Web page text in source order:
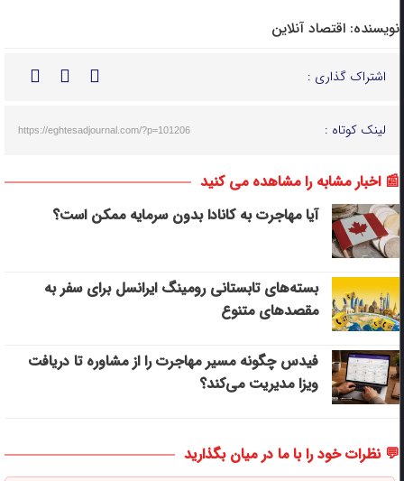
نویسنده: اقتصاد آنلاین
اشتراک گذاری :
لینک کوتاه : https://eghtesadjournal.com/?p=101206
📰 اخبار مشابه را مشاهده می کنید
آیا مهاجرت به کانادا بدون سرمایه ممکن است؟
بسته‌های تابستانی رومینگ ایرانسل برای سفر به
مقصدهای متنوع
فیدس چگونه مسیر مهاجرت را از مشاوره تا دریافت
ویزا مدیریت می‌کند؟
💬 نظرات خود را با ما در میان بگذارید